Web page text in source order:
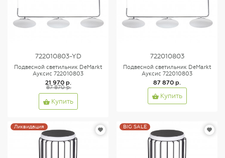
722010803-YD
Подвесной светильник DeMarkt
Ауксис 722010803
21 970 р.
87 870 р.
Купить
722010803
Подвесной светильник DeMarkt
Ауксис 722010803
87 870 р.
Купить
Ликвидация BIG SALE